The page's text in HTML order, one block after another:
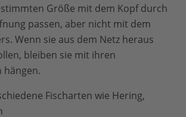
Größe mit dem Kopf durch
passen, aber nicht mit dem
Wenn sie aus dem Netz heraus
bleiben sie mit ihren
hängen.
Fischarten wie Hering,